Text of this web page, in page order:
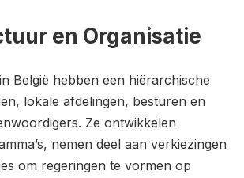
en Organisatie
België hebben een hiërarchische
lokale afdelingen, besturen en
Ze ontwikkelen
nemen deel aan verkiezingen
om regeringen te vormen op